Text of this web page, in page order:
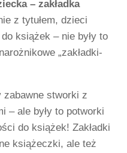
– zakładka
z tytułem, dzieci
książek – nie były to
„zakładki-
zabawne stworki z
– ale były to potworki
do książek! Zakładki
książeczki, ale też